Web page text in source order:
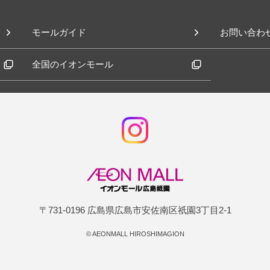
モールガイド お問い合わ
全国のイオンモール
〒731-0196 広島県広島市安佐南区祇園3丁目2-1
©AEONMALL HIROSHIMAGION